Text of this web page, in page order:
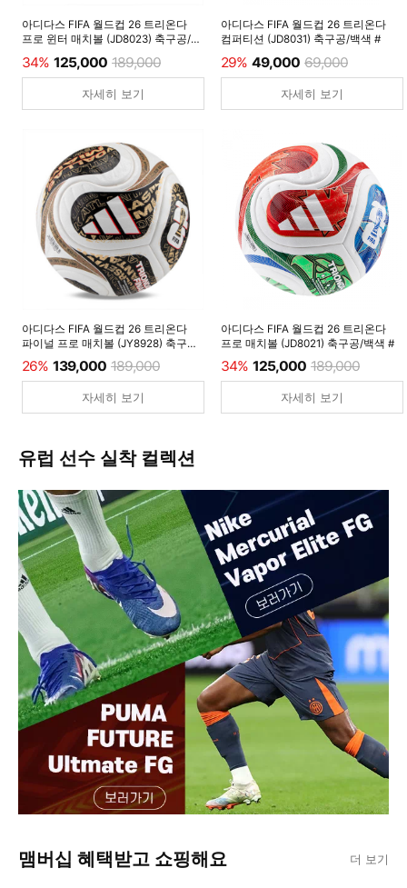
아디다스 FIFA 월드컵 26 트리온다
프로 윈터 매치볼 (JD8023) 축구공/
34% 125,000 189,000
자세히 보기
아디다스 FIFA 월드컵 26 트리온다
컴퍼티션 (JD8031) 축구공/백색 #
29% 49,000 69,000
자세히 보기
아디다스 FIFA 월드컵 26 트리온다
파이널 프로 매치볼 (JY8928) 축구공/
26% 139,000 189,000
자세히 보기
아디다스 FIFA 월드컵 26 트리온다
프로 매치볼 (JD8021) 축구공/백색 #
34% 125,000 189,000
자세히 보기
유럽 선수 실착 컬렉션
맴버십 혜택받고 쇼핑해요 더 보기